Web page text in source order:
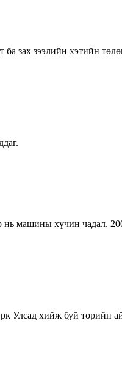
зах зээлийн хэтийн
машины хүчин чадал.
хийж буй төрийн